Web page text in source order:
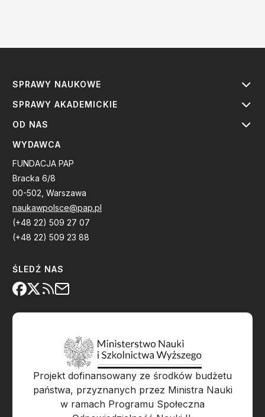
SPRAWY NAUKOWE
SPRAWY AKADEMICKIE
OD NAS
WYDAWCA
FUNDACJA PAP
Bracka 6/8
00-502, Warszawa
naukawpolsce@pap.pl
(+48 22) 509 27 07
(+48 22) 509 23 88
ŚLEDŹ NAS
Projekt dofinansowany ze środków budżetu
państwa, przyznanych przez Ministra Nauki
w ramach Programu Społeczna